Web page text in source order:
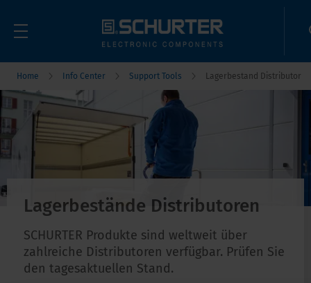
Home Info Center Support Tools Lagerbestand Distributor
Lagerbestände Distributoren
SCHURTER Produkte sind weltweit über
zahlreiche Distributoren verfügbar. Prüfen Sie
den tagesaktuellen Stand.